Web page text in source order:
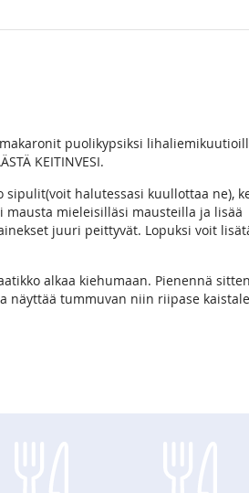
puolikypsiksi
KEITINVESI.
halutessasi kuullottaa ne),
mausta mieleisilläsi mausteilla ja lisää
juuri peittyvät. Lopuksi voit
alkaa kiehumaan. Pienennä
näyttää tummuvan niin riipase